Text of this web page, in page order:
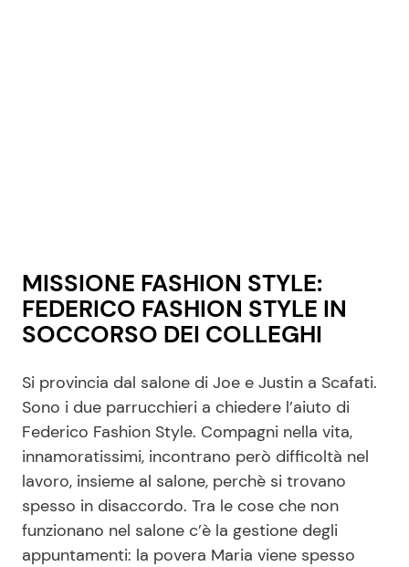
MISSIONE FASHION STYLE:
FEDERICO FASHION STYLE IN
SOCCORSO DEI COLLEGHI
Si provincia dal salone di Joe e Justin a Scafati.
Sono i due parrucchieri a chiedere l’aiuto di
Federico Fashion Style. Compagni nella vita,
innamoratissimi, incontrano però difficoltà nel
lavoro, insieme al salone, perchè si trovano
spesso in disaccordo. Tra le cose che non
funzionano nel salone c’è la gestione degli
appuntamenti: la povera Maria viene spesso